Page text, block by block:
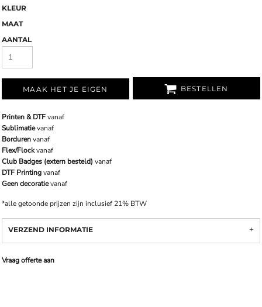
KLEUR
MAAT
AANTAL
MAAK HET JE EIGEN BESTELLEN
Printen & DTFvanaf
Sublimatievanaf
Bordurenvanaf
Flex/Flockvanaf
Club Badges (extern besteld) vanaf
DTF Printingvanaf
Geen decoratievanaf
*alle getoonde prijzen zijn inclusief 21% BTW
VERZEND INFORMATIE
Vraag offerte aan